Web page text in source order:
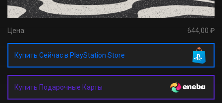
Цена: 644,00 ₽
Купить Сейчас в PlayStation Store
Купить Подарочные Карты